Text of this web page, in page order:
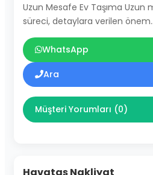
Uzun Mesafe Ev Taşıma Uzun
süreci, detaylara verilen
WhatsApp
Ara
Müşteri Yorumları (0)
Havataş Nakliyat